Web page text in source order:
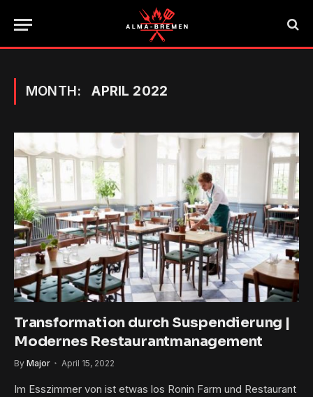
MONTH: APRIL 2022
Transformation durch Suspendierung |
Modernes Restaurantmanagement
By Major April 15, 2022
Im Esszimmer von ist etwas los Ronin Farm und Restaurant